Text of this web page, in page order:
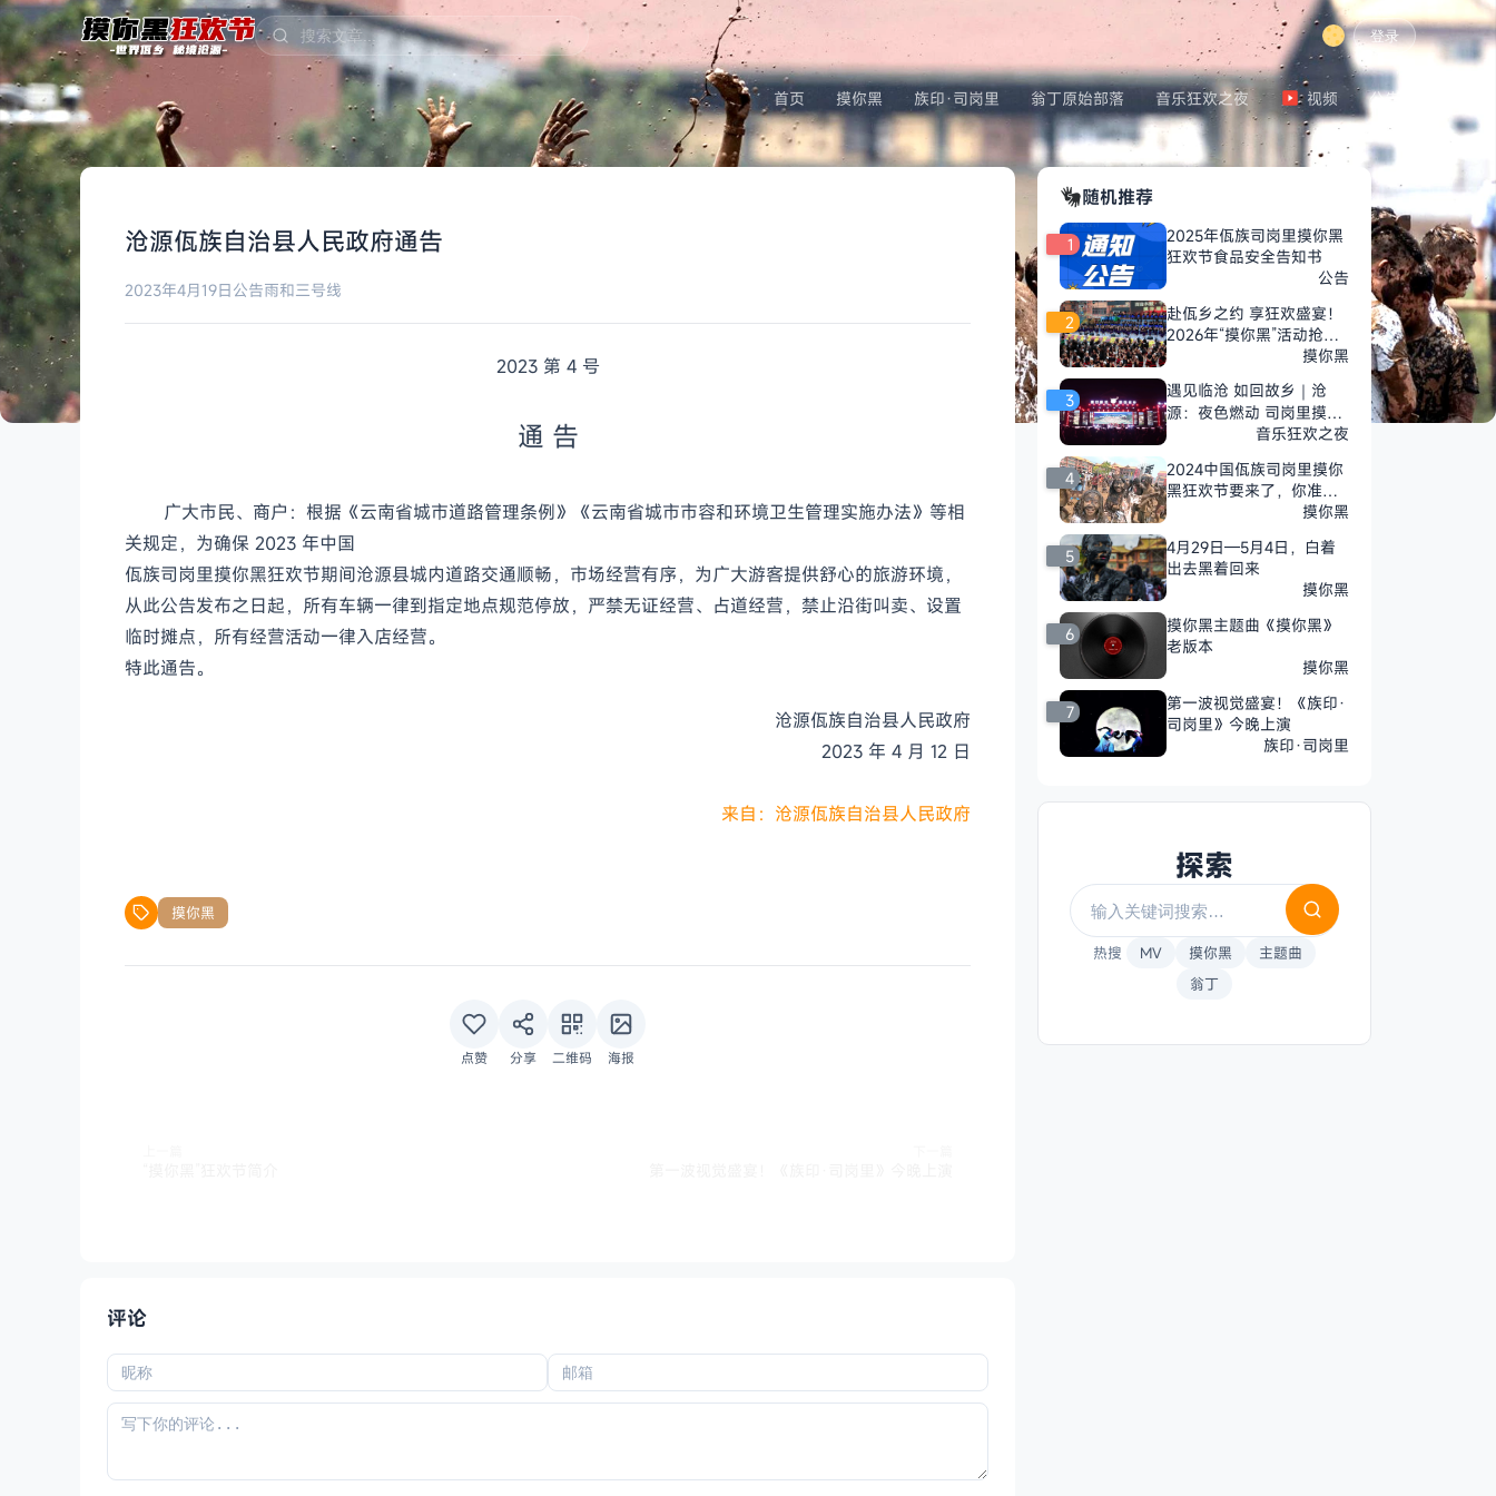
登录
首页 摸你黑 族印·司岗里 翁丁原始部落 音乐狂欢之夜 视频 公告
沧源佤族自治县人民政府通告
2023年4月19日公告雨和三号线
2023 第 4 号
通 告
广大市民、商户： 根据《云南省城市道路管理条例》《云南省城市市容和环境卫生管理实施办法》等相
关规定，为确保 2023 年中国
佤族司岗里摸你黑狂欢节期间沧源县城内道路交通顺畅，市场经营有序，为广大游客提供舒心的旅游环境，
从此公告发布之日起，所有车辆一律到指定地点规范停放，严禁无证经营、占道经营，禁止沿街叫卖、设置
临时摊点，所有经营活动一律入店经营。
特此通告。
沧源佤族自治县人民政府
2023 年 4 月 12 日
来自：沧源佤族自治县人民政府
摸你黑
点赞 分享 二维码 海报
评论
随机推荐
1
2025年佤族司岗里摸你黑
狂欢节食品安全告知书
公告
2
赴佤乡之约 享狂欢盛宴！
2026年“摸你黑”活动抢先
摸你黑
3
遇见临沧 如回故乡｜沧
源：夜色燃动 司岗里摸你
黑音乐狂欢之夜尽情嗨唱
音乐狂欢之夜
4
2024中国佤族司岗里摸你
黑狂欢节要来了，你准备
摸你黑
5
4月29日—5月4日，白着
出去黑着回来
摸你黑
6
摸你黑主题曲《摸你黑》
老版本
摸你黑
7
第一波视觉盛宴！《族印·
司岗里》今晚上演
族印·司岗里
探索
热搜 MV 摸你黑
主题曲
翁丁